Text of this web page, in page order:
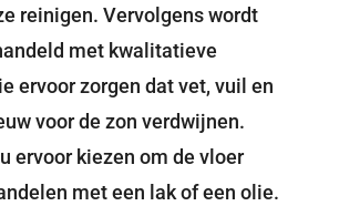
reinigen. Vervolgens wordt
met kwalitatieve
ervoor zorgen dat vet, vuil en
voor de zon verdwijnen.
ervoor kiezen om de vloer
met een lak of een olie.